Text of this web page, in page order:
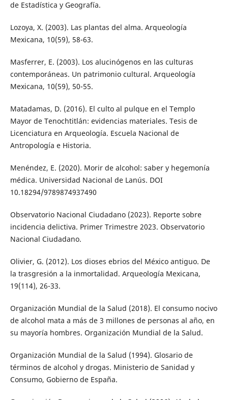
de Estadística y Geografía.
Lozoya, X. (2003). Las plantas del alma. Arqueología
Mexicana, 10(59), 58-63.
Masferrer, E. (2003). Los alucinógenos en las culturas
contemporáneas. Un patrimonio cultural. Arqueología
Mexicana, 10(59), 50-55.
Matadamas, D. (2016). El culto al pulque en el Templo
Mayor de Tenochtitlán: evidencias materiales. Tesis de
Licenciatura en Arqueología. Escuela Nacional de
Antropología e Historia.
Menéndez, E. (2020). Morir de alcohol: saber y hegemonía
médica. Universidad Nacional de Lanús. DOI
10.18294/9789874937490
Observatorio Nacional Ciudadano (2023). Reporte sobre
incidencia delictiva. Primer Trimestre 2023. Observatorio
Nacional Ciudadano.
Olivier, G. (2012). Los dioses ebrios del México antiguo. De
la trasgresión a la inmortalidad. Arqueología Mexicana,
19(114), 26-33.
Organización Mundial de la Salud (2018). El consumo nocivo
de alcohol mata a más de 3 millones de personas al año, en
su mayoría hombres. Organización Mundial de la Salud.
Organización Mundial de la Salud (1994). Glosario de
términos de alcohol y drogas. Ministerio de Sanidad y
Consumo, Gobierno de España.